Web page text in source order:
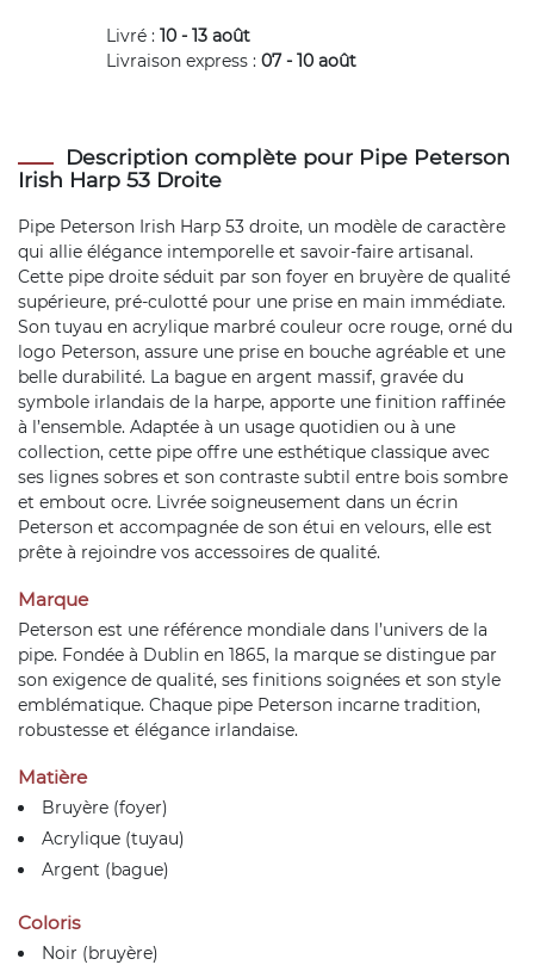
Livré : 10 - 13 août
Livraison express : 07 - 10 août
Description complète pour Pipe Peterson
Irish Harp 53 Droite
Pipe Peterson Irish Harp 53 droite, un modèle de caractère
qui allie élégance intemporelle et savoir-faire artisanal.
Cette pipe droite séduit par son foyer en bruyère de qualité
supérieure, pré-culotté pour une prise en main immédiate.
Son tuyau en acrylique marbré couleur ocre rouge, orné du
logo Peterson, assure une prise en bouche agréable et une
belle durabilité. La bague en argent massif, gravée du
symbole irlandais de la harpe, apporte une finition raffinée
à l’ensemble. Adaptée à un usage quotidien ou à une
collection, cette pipe offre une esthétique classique avec
ses lignes sobres et son contraste subtil entre bois sombre
et embout ocre. Livrée soigneusement dans un écrin
Peterson et accompagnée de son étui en velours, elle est
prête à rejoindre vos accessoires de qualité.
Marque
Peterson est une référence mondiale dans l’univers de la
pipe. Fondée à Dublin en 1865, la marque se distingue par
son exigence de qualité, ses finitions soignées et son style
emblématique. Chaque pipe Peterson incarne tradition,
robustesse et élégance irlandaise.
Matière
Bruyère (foyer)
Acrylique (tuyau)
Argent (bague)
Coloris
Noir (bruyère)